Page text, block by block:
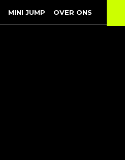
MINI JUMP OVER ONS